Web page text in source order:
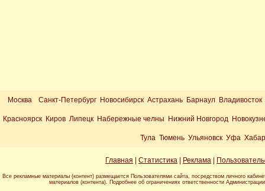
Москва Санкт-Петербург Новосибирск Астрахань Барнаул
Красноярск Киров Липецк Набережные челны Нижний Новгород
Тула Тюмень Ульяновск Уфа
Главная Статистика Реклама
Все рекламные материалы (контент) размещается Пользователями сайта, посредством личного
материалов (контента). Подробнее об ограничениях ответственности